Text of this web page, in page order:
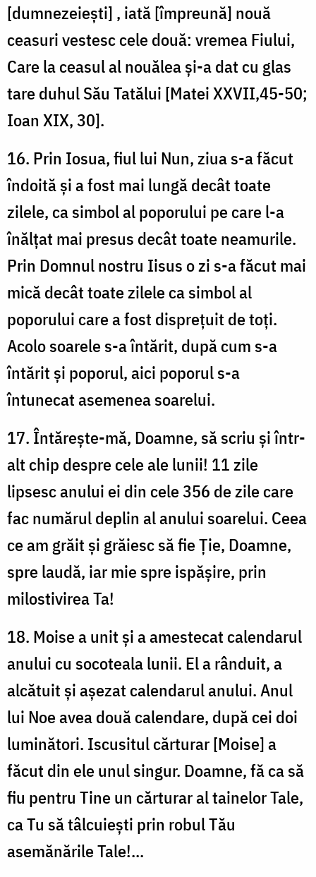
[dumnezeiești] , iată [împreună] nouă
ceasuri vestesc cele două: vremea Fiului,
Care la ceasul al nouălea și-a dat cu glas
tare duhul Său Tatălui [Matei XXVII,45-50;
Ioan XIX, 30].
16. Prin Iosua, fiul lui Nun, ziua s-a făcut
îndoită și a fost mai lungă decât toate
zilele, ca simbol al poporului pe care l-a
înălțat mai presus decât toate neamurile.
Prin Domnul nostru Iisus o zi s-a făcut mai
mică decât toate zilele ca simbol al
poporului care a fost disprețuit de toți.
Acolo soarele s-a întărit, după cum s-a
întărit și poporul, aici poporul s-a
întunecat asemenea soarelui.
17. Întărește-mă, Doamne, să scriu și într-
alt chip despre cele ale lunii! 11 zile
lipsesc anului ei din cele 356 de zile care
fac numărul deplin al anului soarelui. Ceea
ce am grăit și grăiesc să fie Ție, Doamne,
spre laudă, iar mie spre ispășire, prin
milostivirea Ta!
18. Moise a unit și a amestecat calendarul
anului cu socoteala lunii. El a rânduit, a
alcătuit și așezat calendarul anului. Anul
lui Noe avea două calendare, după cei doi
luminători. Iscusitul cărturar [Moise] a
făcut din ele unul singur. Doamne, fă ca să
fiu pentru Tine un cărturar al tainelor Tale,
ca Tu să tâlcuiești prin robul Tău
asemănările Tale!...